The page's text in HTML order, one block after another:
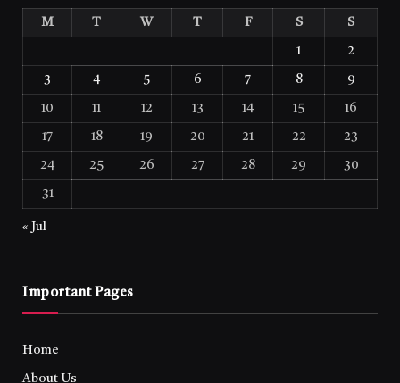
M T W T F S S
1 2
3 4 5 6 7 8 9
10 11 12 13 14 15 16
17 18 19 20 21 22 23
24 25 26 27 28 29 30
31
« Jul
Important Pages
Home
About Us